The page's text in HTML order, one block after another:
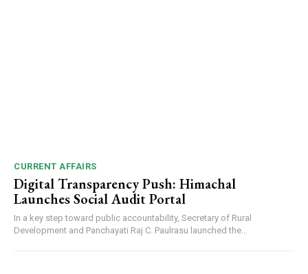
CURRENT AFFAIRS
Digital Transparency Push: Himachal
Launches Social Audit Portal
In a key step toward public accountability, Secretary of Rural
Development and Panchayati Raj C. Paulrasu launched the...